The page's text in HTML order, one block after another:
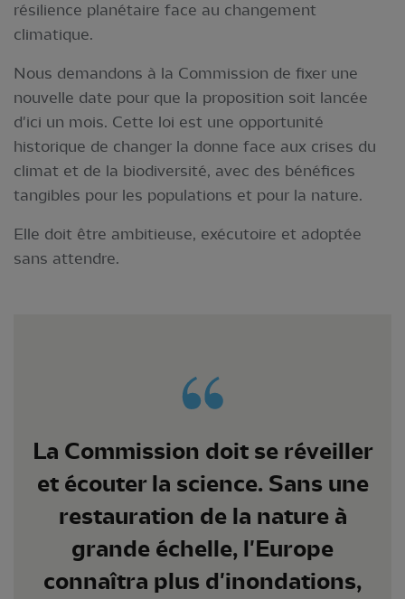
résilience planétaire face au changement
climatique.
Nous demandons à la Commission de fixer une
nouvelle date pour que la proposition soit lancée
d'ici un mois. Cette loi est une opportunité
historique de changer la donne face aux crises du
climat et de la biodiversité, avec des bénéfices
tangibles pour les populations et pour la nature.
Elle doit être ambitieuse, exécutoire et adoptée
sans attendre.
La Commission doit se réveiller
et écouter la science. Sans une
restauration de la nature à
grande échelle, l'Europe
connaîtra plus d'inondations,